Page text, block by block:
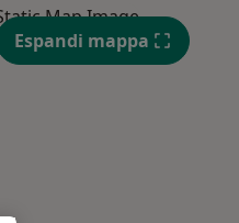
Espandi mappa